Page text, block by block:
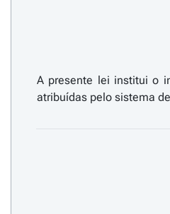
A presente lei institui o